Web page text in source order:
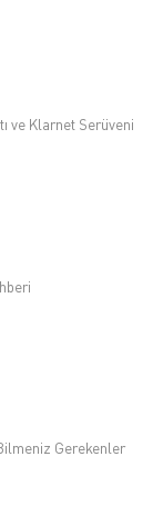
ve Klarnet Serüveni
Gerekenler